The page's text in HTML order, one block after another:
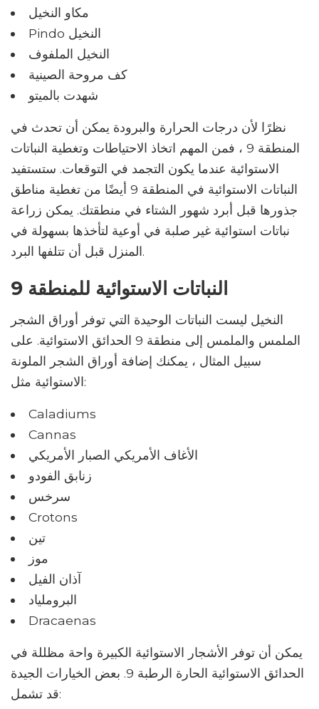
مكاو النخيل
Pindo النخيل
النخيل الملفوف
كف مروحة الصينية
شهدت بالميتو
نظرًا لأن درجات الحرارة والبرودة يمكن أن تحدث في
المنطقة 9 ، فمن المهم اتخاذ الاحتياطات وتغطية النباتات
الاستوائية عندما يكون التجمد في التوقعات. ستستفيد
النباتات الاستوائية في المنطقة 9 أيضًا من تغطية مناطق
جذورها قبل أبرد شهور الشتاء في منطقتك. يمكن زراعة
نباتات استوائية غير صلبة في أوعية لتأخذها بسهولة في
المنزل قبل أن تتلفها البرد.
النباتات الاستوائية للمنطقة 9
النخيل ليست النباتات الوحيدة التي توفر أوراق الشجر
الملمس والملمس إلى منطقة 9 الحدائق الاستوائية. على
سبيل المثال ، يمكنك إضافة أوراق الشجر الملونة
الاستوائية مثل:
Caladiums
Cannas
الأغاف الأمريكي الصبار الأمريكي
زنابق الفودو
سرخس
Crotons
تين
موز
آذان الفيل
البروملياد
Dracaenas
يمكن أن توفر الأشجار الاستوائية الكبيرة واحة مظللة في
الحدائق الاستوائية الحارة الرطبة 9. بعض الخيارات الجيدة
قد تشمل: